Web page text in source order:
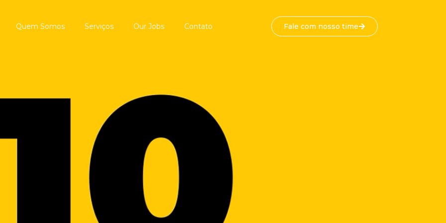
Quem Somos Serviços Our Jobs Contato Fale com nosso time